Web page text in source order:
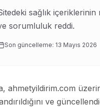
sağlık içeriklerinin
sorumluluk reddi.
Son güncelleme: 13 Mayıs 2026
ahmetyildirim.com
ve